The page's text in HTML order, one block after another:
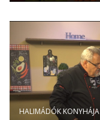
HALIMÁDÓK KONYHÁJA